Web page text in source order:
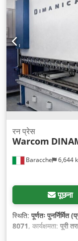
Baracche 6,644
रन प्रेस
Warcom
पूछना
स्थिति:पूर्णतः पुनर्निर्मित
8071, कार्यक्षमता: पूरी